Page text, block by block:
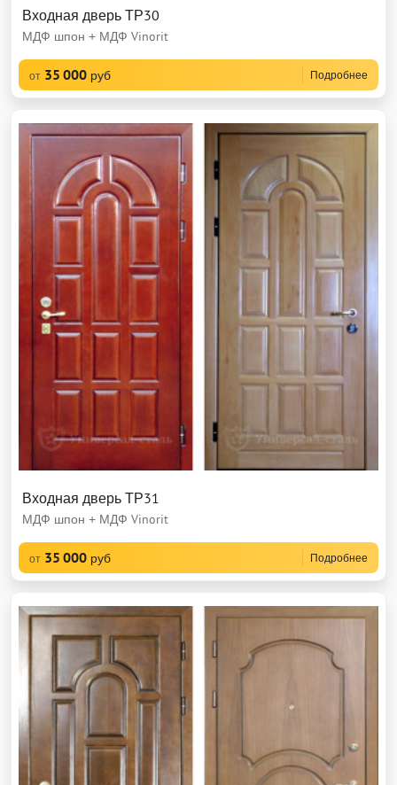
Входная дверь ТР30
МДФ шпон + МДФ Vinorit
от 35 000 руб Подробнее
Входная дверь ТР31
МДФ шпон + МДФ Vinorit
от 35 000 руб Подробнее